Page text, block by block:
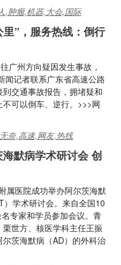
,肿瘤,机器,大会,国际
”，服务热线：倒行
广州方向疑因发生事故，
闻记者联系广东省高速公路
交通事故报告，拥堵疑和
可以倒车、逆行。>>>网
奈,高速,网友,热线
默病学术研讨会 创
属医院成功举办阿尔茨海默
学术研讨会。来自全国10
专家和学员参加会议。青
世方、核医学科主任王振
茨海默病（AD）的外科治